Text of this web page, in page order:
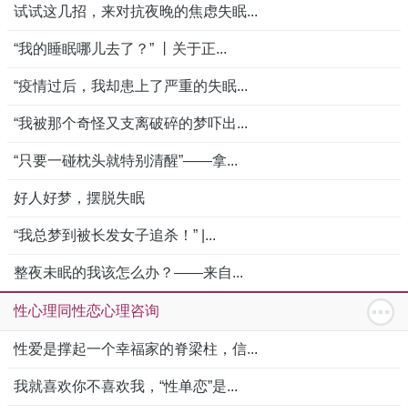
试试这几招，来对抗夜晚的焦虑失眠...
“我的睡眠哪儿去了？” 丨关于正...
“疫情过后，我却患上了严重的失眠...
“我被那个奇怪又支离破碎的梦吓出...
“只要一碰枕头就特别清醒”——拿...
好人好梦，摆脱失眠
“我总梦到被长发女子追杀！” |...
整夜未眠的我该怎么办？——来自...
性心理同性恋心理咨询
性爱是撑起一个幸福家的脊梁柱，信...
我就喜欢你不喜欢我，“性单恋”是...